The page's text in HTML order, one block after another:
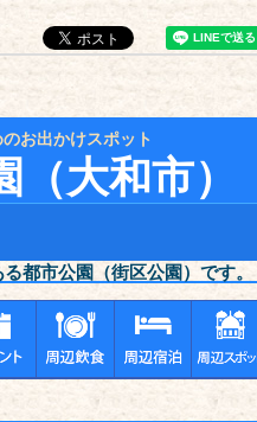
お出かけスポット
大和市）
都市公園（街区公園）です。